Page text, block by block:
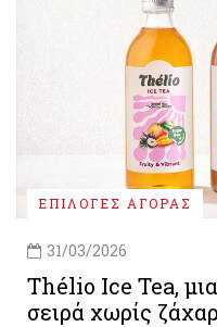
ΕΠΙΛΟΓΕΣ ΑΓΟΡΑΣ
31/03/2026
Thélio Ice Tea,
σειρά χωρίς